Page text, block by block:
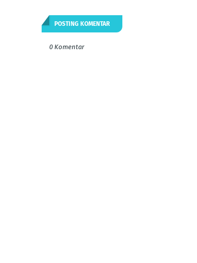
POSTING KOMENTAR
0 Komentar